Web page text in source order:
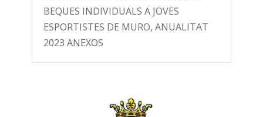
BEQUES INDIVIDUALS A JOVES
ESPORTISTES DE MURO, ANUALITAT
2023 ANEXOS